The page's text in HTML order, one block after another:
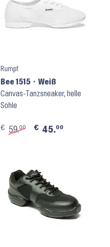
Rumpf
Bee 1515 ⬝ Weiß
Canvas-Tanzsneaker, helle
Sohle
€ 59.00 € 45.00